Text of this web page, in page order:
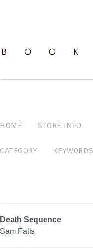
HOME STORE INFO
CATEGORY KEYWORDS
Death Sequence
Sam Falls